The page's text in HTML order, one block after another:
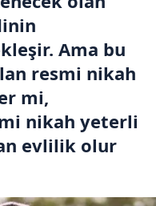
Ama bu
resmi nikah
mi,
nikah yeterli
evlilik olur